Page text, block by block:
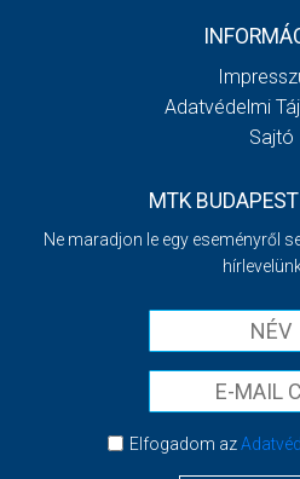
Adatvédelmi
Sajtó
MTK
Ne maradjon le egy eseményről
Elfogadom az